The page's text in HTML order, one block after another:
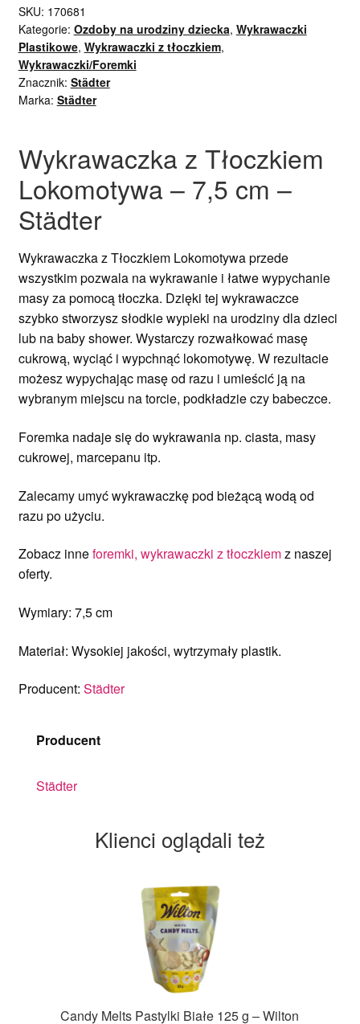
SKU: 170681
Kategorie: Ozdoby na urodziny dziecka, Wykrawaczki
Plastikowe, Wykrawaczki z tłoczkiem,
Wykrawaczki/Foremki
Znacznik: Städter
Marka: Städter
Wykrawaczka z Tłoczkiem
Lokomotywa – 7,5 cm –
Städter
Wykrawaczka z Tłoczkiem Lokomotywa przede
wszystkim pozwala na wykrawanie i łatwe wypychanie
masy za pomocą tłoczka. Dzięki tej wykrawaczce
szybko stworzysz słodkie wypieki na urodziny dla dzieci
lub na baby shower. Wystarczy rozwałkować masę
cukrową, wyciąć i wypchnąć lokomotywę. W rezultacie
możesz wypychając masę od razu i umieścić ją na
wybranym miejscu na torcie, podkładzie czy babeczce.
Foremka nadaje się do wykrawania np. ciasta, masy
cukrowej, marcepanu itp.
Zalecamy umyć wykrawaczkę pod bieżącą wodą od
razu po użyciu.
Zobacz inneforemki, wykrawaczki z tłoczkiemz naszej
oferty.
Wymiary: 7,5 cm
Materiał: Wysokiej jakości, wytrzymały plastik.
Producent: Städter
Producent
Städter
Klienci oglądali też
Candy Melts Pastylki Białe 125 g – Wilton